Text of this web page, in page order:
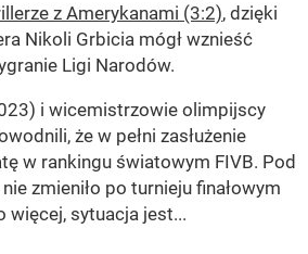
z Amerykanami (3:2), dzięki
Nikoli Grbicia mógł wznieść
Ligi Narodów.
i wicemistrzowie olimpijscy
że w pełni zasłużenie
w rankingu światowym FIVB. Pod
zmieniło po turnieju finałowym
więcej, sytuacja jest...